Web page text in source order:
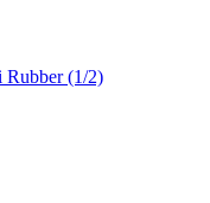
Rubber (1/2)